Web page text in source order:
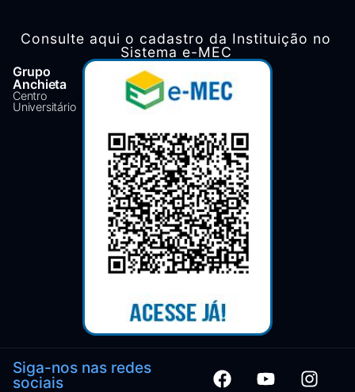
Grupo
Anchieta
Centro
Universitário
Consulte aqui o cadastro da Instituição no
Sistema e-MEC
Siga-nos nas redes
sociais